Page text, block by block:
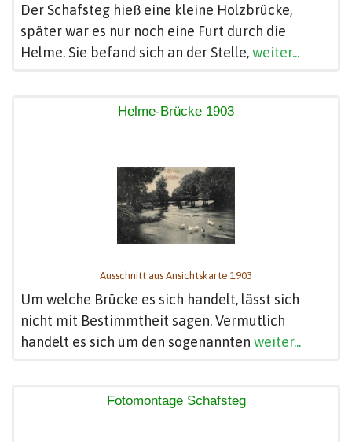
Der Schafsteg hieß eine kleine Holzbrücke,
später war es nur noch eine Furt durch die
Helme. Sie befand sich an der Stelle,weiter...
Helme-Brücke 1903
Ausschnitt aus Ansichtskarte 1903
Um welche Brücke es sich handelt, lässt sich
nicht mit Bestimmtheit sagen. Vermutlich
handelt es sich um den sogenannten weiter...
Fotomontage Schafsteg